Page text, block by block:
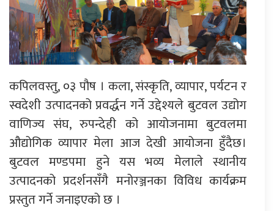
कपिलवस्तु, ०३ पौष । कला, संस्कृति, व्यापार, पर्यटन र
स्वदेशी उत्पादनको प्रवर्द्धन गर्ने उद्देश्यले बुटवल उद्योग
वाणिज्य संघ, रुपन्देही को आयोजनामा बुटवलमा
औद्योगिक व्यापार मेला आज देखी आयोजना हुँदैछ।
बुटवल मण्डपमा हुने यस भव्य मेलाले स्थानीय
उत्पादनको प्रदर्शनसँगै मनोरञ्जनका विविध कार्यक्रम
प्रस्तुत गर्ने जनाइएको छ ।